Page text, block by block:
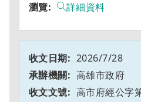
詳細資料
2026/7/28
高雄市政府
高市府經公字